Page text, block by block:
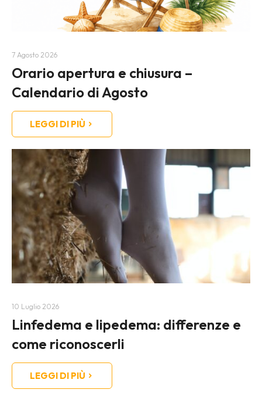
7 Agosto 2026
Orario apertura e chiusura –
Calendario di Agosto
LEGGI DI PIÙ
10 Luglio 2026
Linfedema e lipedema: differenze e
come riconoscerli
LEGGI DI PIÙ